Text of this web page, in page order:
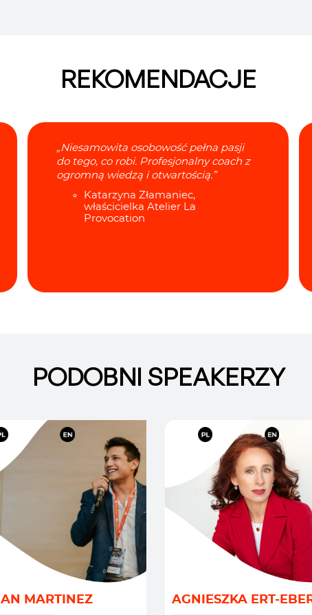
REKOMENDACJE
„Niesamowita osobowość pełna pasji
do tego, co robi. Profesjonalny coach z
ogromną wiedzą i otwartością.”
Katarzyna Złamaniec,
właścicielka Atelier La
Provocation
PODOBNI SPEAKERZY
MARTINEZ
MEDIA /
I ZARZĄDZANIE
AGNIESZKA ERT-
EMPLOYER
HR I KULTURA